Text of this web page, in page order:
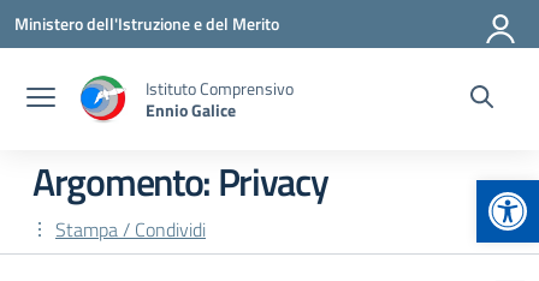
Vai ai contenuti
Vai al menu di navigazione
Vai al footer
Ministero dell'Istruzione e del Merito
Istituto Comprensivo
Ennio Galice
Argomento: Privacy
Stampa / Condividi